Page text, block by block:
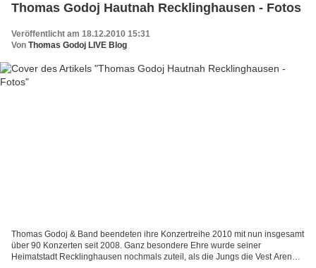
Thomas Godoj Hautnah Recklinghausen - Fotos
Veröffentlicht am 18.12.2010 15:31
Von Thomas Godoj LIVE Blog
Thomas Godoj & Band beendeten ihre Konzertreihe 2010 mit nun insgesamt
über 90 Konzerten seit 2008. Ganz besondere Ehre wurde seiner
Heimatstadt Recklinghausen nochmals zuteil, als die Jungs die Vest Arena